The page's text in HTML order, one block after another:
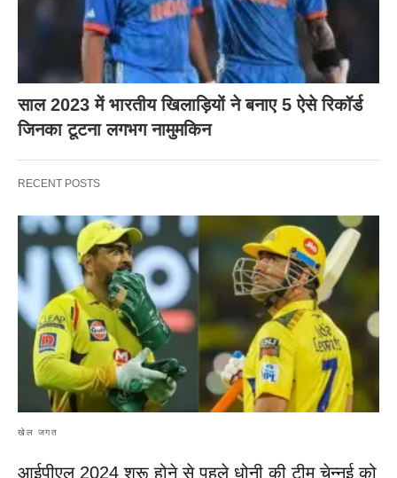
साल 2023 में भारतीय खिलाड़ियों ने बनाए 5 ऐसे रिकॉर्ड
जिनका टूटना लगभग नामुमकिन
RECENT POSTS
खेल जगत
आईपीएल 2024 शुरू होने से पहले धोनी की टीम चेन्नई को